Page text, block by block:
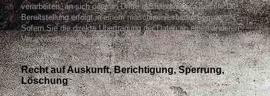
verarbeiten, an sich oder an Dritte aushändigen zu lassen. Die
Bereitstellung erfolgt in einem maschinenlesbaren Format.
Sofern Sie die direkte Übertragung der Daten an einen anderen
Verantwortlichen verlangen, erfolgt dies nur, soweit es technisch
machbar ist.
Recht auf Auskunft, Berichtigung, Sperrung,
Löschung